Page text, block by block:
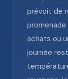
prévoit de
achats ou
journée